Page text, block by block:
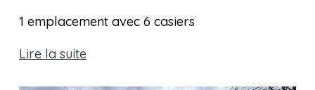
1 emplacement avec 6 casiers
Lire la suite